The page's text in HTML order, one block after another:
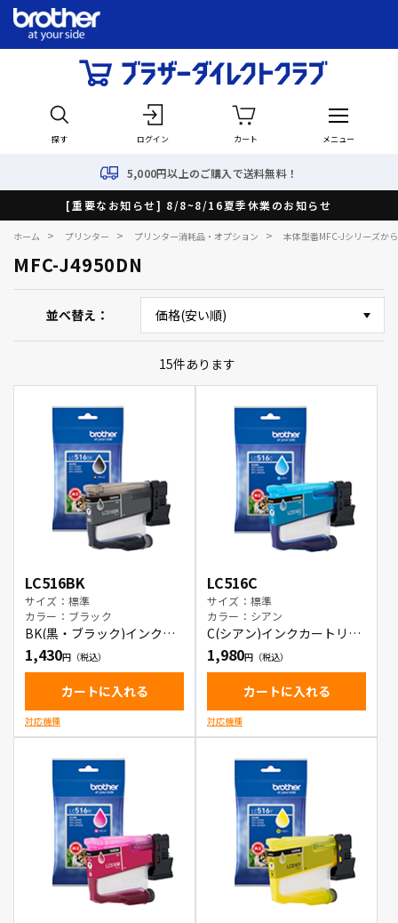
探す ログイン カート メニュー
5,000円以上のご購入で送料無料！
[重要なお知らせ] 8/8~8/16夏季休業のお知らせ
ホーム > プリンター > プリンター消耗品・オプション > 本体型番MFC-Jシリーズか
MFC-J4950DN
並べ替え
15件あります
LC516BK
サイズ：標準
カラー：ブラック
BK(黒・ブラック)インクカ
ートリッジ
1,430
カートに入れる
対応機種
LC516C
サイズ：標準
カラー：シアン
C(シアン)インクカートリッ
ジ
1,980
カートに入れる
対応機種